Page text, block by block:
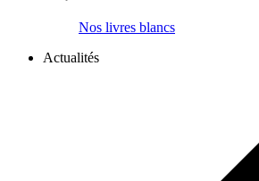
Nos livres blancs
Actualités